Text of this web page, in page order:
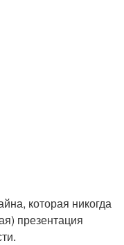
которая никогда
презентация